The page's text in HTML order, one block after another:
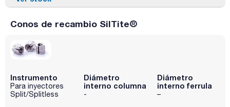
Conos de recambio SilTite®
Instrumento
Para inyectores
Split/Splitless
Diámetro
interno columna
-
Diámetro
interno ferrula
–